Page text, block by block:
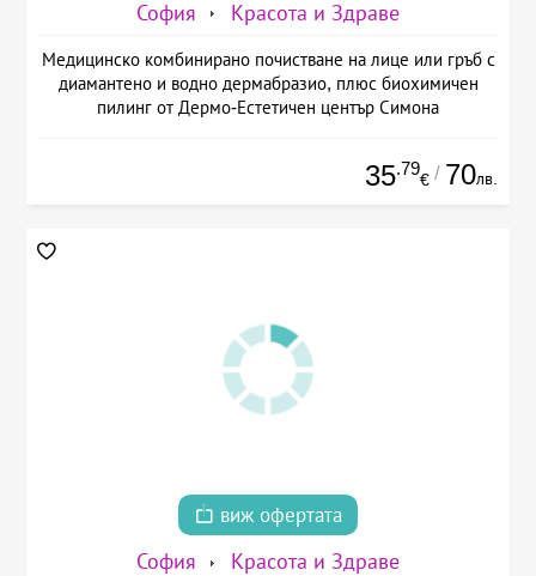
София Красота и Здраве
Медицинско комбинирано почистване на лице или гръб с
диамантено и водно дермабразио, плюс биохимичен
пилинг от Дермо-Естетичен център Симона
35.79
€ / 70лв.
виж офертата
София Красота и Здраве